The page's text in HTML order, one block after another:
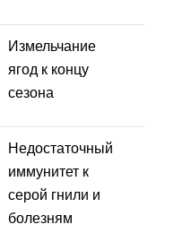
Измельчание
ягод к концу
сезона
Недостаточный
иммунитет к
серой гнили и
болезням